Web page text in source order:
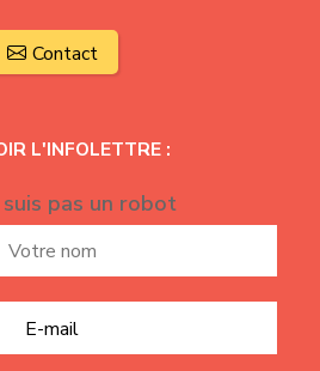
Contact
L'INFOLETTRE :
suis pas un robot